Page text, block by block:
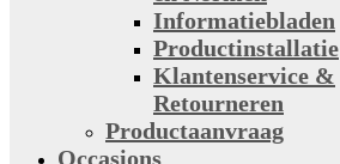
Informatiebladen
Productinstallatie
Klantenservice &
Retourneren
Productaanvraag
Occasions